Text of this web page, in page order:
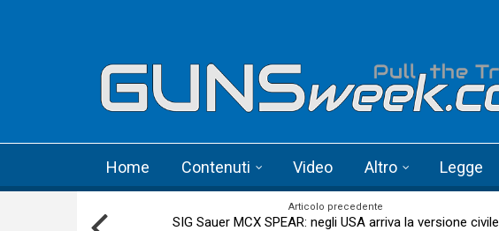
Home Contenuti Video Altro Legge
Articolo precedente
SIG Sauer MCX SPEAR: negli USA arriva la versione civile